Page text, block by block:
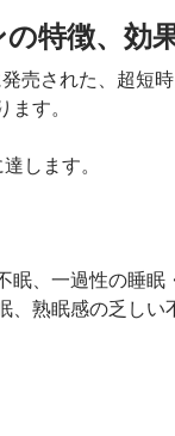
特徴、効
売された、超短
す。
します。
眠、一過性の睡眠
、熟眠感の乏しい